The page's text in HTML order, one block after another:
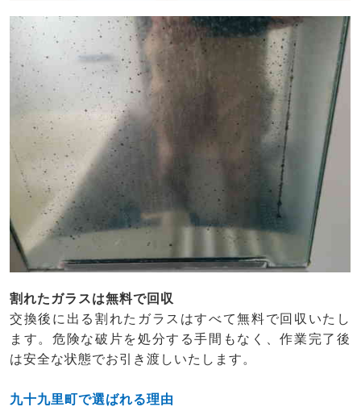
割れたガラスは無料で回収
交換後に出る割れたガラスはすべて無料で回収いたし
ます。危険な破片を処分する手間もなく、作業完了後
は安全な状態でお引き渡しいたします。
九十九里町で選ばれる理由